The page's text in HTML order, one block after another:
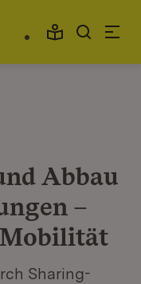
Abbau
–
Sharing-